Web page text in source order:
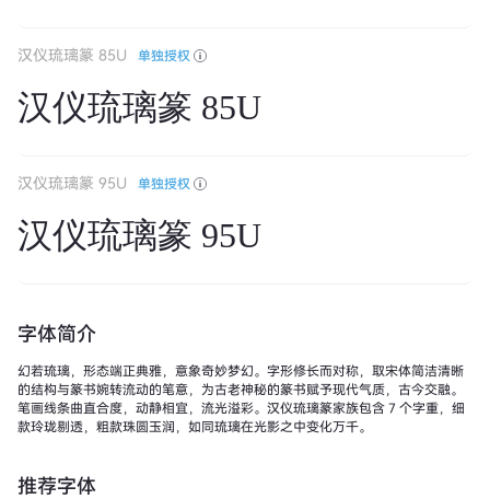
汉仪琉璃篆 85U 单独授权
汉仪琉璃篆 85U
汉仪琉璃篆 95U 单独授权
汉仪琉璃篆 95U
字体简介
幻若琉璃，形态端正典雅，意象奇妙梦幻。字形修长而对称，取宋体简洁清晰
的结构与篆书婉转流动的笔意，为古老神秘的篆书赋予现代气质，古今交融。
笔画线条曲直合度，动静相宜，流光溢彩。汉仪琉璃篆家族包含 7 个字重，细
款玲珑剔透，粗款珠圆玉润，如同琉璃在光影之中变化万千。
推荐字体